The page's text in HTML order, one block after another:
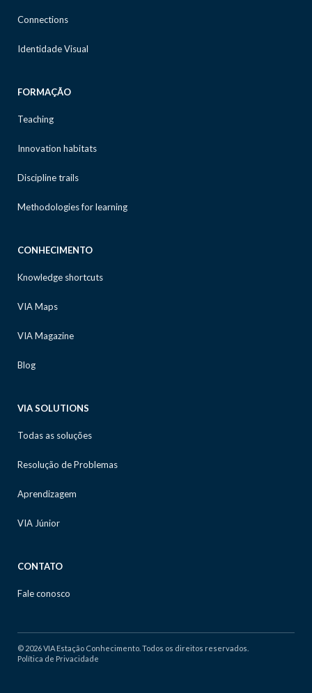
Connections
Identidade Visual
FORMAÇÃO
Teaching
Innovation habitats
Discipline trails
Methodologies for learning
CONHECIMENTO
Knowledge shortcuts
VIA Maps
VIA Magazine
Blog
VIA SOLUTIONS
Todas as soluções
Resolução de Problemas
Aprendizagem
VIA Júnior
CONTATO
Fale conosco
© 2026 VIA Estação Conhecimento. Todos os direitos reservados.
Política de Privacidade